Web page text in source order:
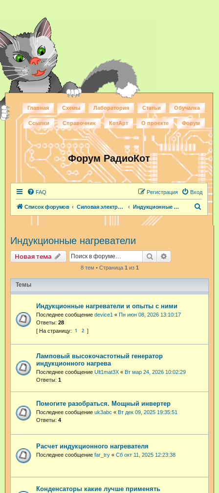
Главная Схемы Лаборатория Статьи Обучалка
Ссылки Справочник КотАрт О проекте Форум
Форум РадиоКот
FAQ Вход
Регистрация
Список форумов Силовая электроника Индукционные нагреватели
Индукционные нагреватели
Новая тема Поиск
8 тем • Страница 1 из 1
Темы
Индукционные нагреватели и опыты с ними
Последнее сообщение device1 « Пн июн 08, 2026 13:10:17
Ответы: 28
1 2
Ламповый высокочастотный генератор
индукционного нагрева
Последнее сообщение Ult1mat3X « Вт мар 24, 2026 10:02:29
Ответы: 1
Помогите разобраться. Мощный инвертер
Последнее сообщение uk3abc « Вт дек 09, 2025 19:35:51
Ответы: 4
Расчет индукционного нагревателя
Последнее сообщение far_try « Сб окт 11, 2025 12:23:38
Конденсаторы какие лучше применять